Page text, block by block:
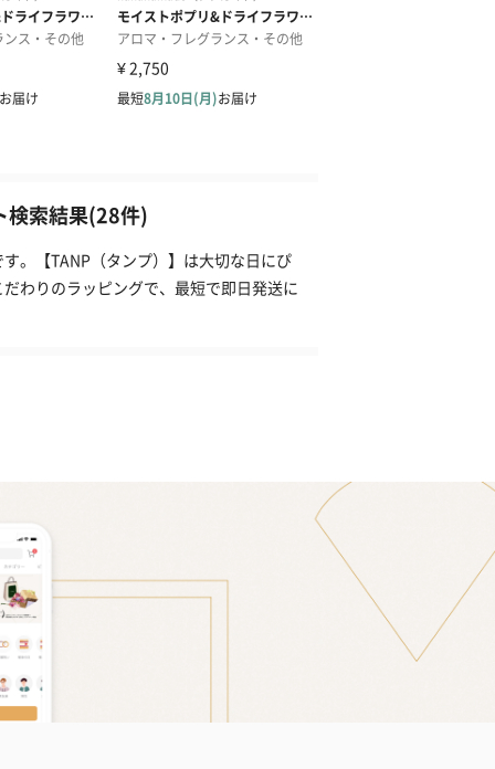
検索結果(28件)
。【TANP（タンプ）】は大切な日にぴ
わりのラッピングで、最短で即日発送に